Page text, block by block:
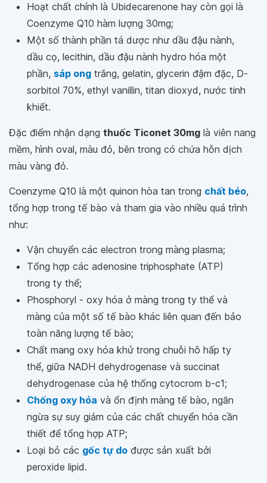
Hoạt chất chính là Ubidecarenone hay còn gọi là
Coenzyme Q10 hàm lượng 30mg;
Một số thành phần tá dược như dầu đậu nành,
dầu cọ, lecithin, dầu đậu nành hydro hóa một
phần, sáp ong trắng, gelatin, glycerin đậm đặc, D-
sorbitol 70%, ethyl vanillin, titan dioxyd, nước tinh
khiết.
Đặc điểm nhận dạng thuốc Ticonet 30mg là viên nang
mềm, hình oval, màu đỏ, bên trong có chứa hỗn dịch
màu vàng đỏ.
Coenzyme Q10 là một quinon hòa tan trong chất béo,
tổng hợp trong tế bào và tham gia vào nhiều quá trình
như:
Vận chuyển các electron trong màng plasma;
Tổng hợp các adenosine triphosphate (ATP)
trong ty thể;
Phosphoryl - oxy hóa ở màng trong ty thể và
màng của một số tế bào khác liên quan đến bảo
toàn năng lượng tế bào;
Chất mang oxy hóa khử trong chuỗi hô hấp ty
thể, giữa NADH dehydrogenase và succinat
dehydrogenase của hệ thống cytocrom b-c1;
Chống oxy hóa và ổn định màng tế bào, ngăn
ngừa sự suy giảm của các chất chuyển hóa cần
thiết để tổng hợp ATP;
Loại bỏ các gốc tự do được sản xuất bởi
peroxide lipid.